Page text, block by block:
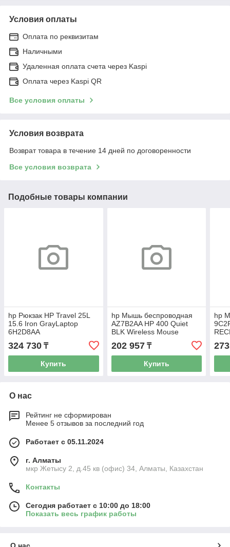
Условия оплаты
Оплата по реквизитам
Наличными
Удаленная оплата счета через Kaspi
Оплата через Kaspi QR
Все условия оплаты
Условия возврата
Возврат товара в течение 14 дней по договоренности
Все условия возврата
Подобные товары компании
hp Рюкзак HP Travel 25L
15.6 Iron GrayLaptop
6H2D8AA
324 730 ₸
Купить
hp Mышь беспроводная
AZ7B2AA HP 400 Quiet
BLK Wireless Mouse
202 957₸
Купить
hp
О нас
Рейтинг не сформирован
Менее 5 отзывов за последний год
Работает с 05.11.2024
г. Алматы
мкр Жетысу 2, д.45 кв (офис) 34, Алматы, Казахстан
Контакты
Сегодня работает с 10:00 до 18:00
Показать весь график работы